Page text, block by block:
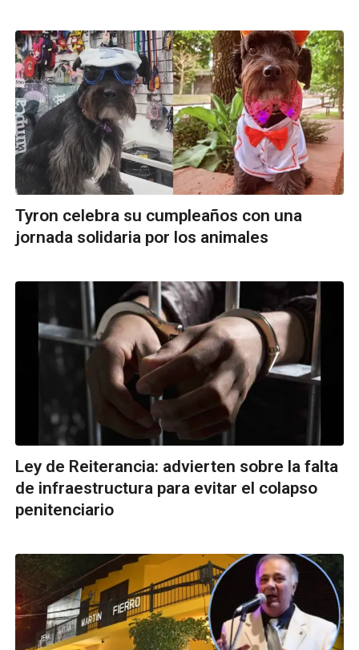
Tyron celebra su cumpleaños con una
jornada solidaria por los animales
Ley de Reiterancia: advierten sobre la falta
de infraestructura para evitar el colapso
penitenciario